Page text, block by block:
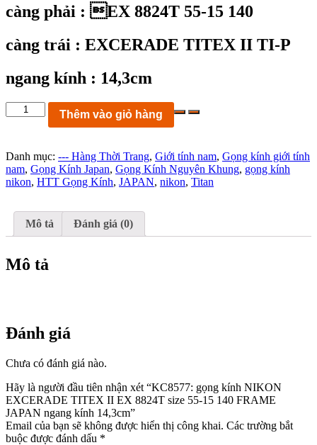
càng phải : EX 8824T 55-15 140
càng trái : EXCERADE TITEX II TI-P
ngang kính : 14,3cm
KC8577:
gọng
EXCERADE
TITEX
II
8824T
55-
140
FRAME
14,3cm
số
Thêm vào giỏ hàng
Danh mục: --- Hàng Thời Trang, Giới tính nam, Gọng kính giới tính
nam, Gọng Kính Japan, Gọng Kính Nguyên Khung, gọng kính
nikon, HTT Gọng Kính, JAPAN, nikon, Titan
Mô tả Đánh giá (0)
Mô tả
Đánh giá
Chưa có đánh giá nào.
Hãy là người đầu tiên nhận xét “KC8577: gọng kính NIKON
EXCERADE TITEX II EX 8824T size 55-15 140 FRAME
JAPAN ngang kính 14,3cm”
Email của bạn sẽ không được hiển thị công khai. Các trường bắt
buộc được đánh dấu *